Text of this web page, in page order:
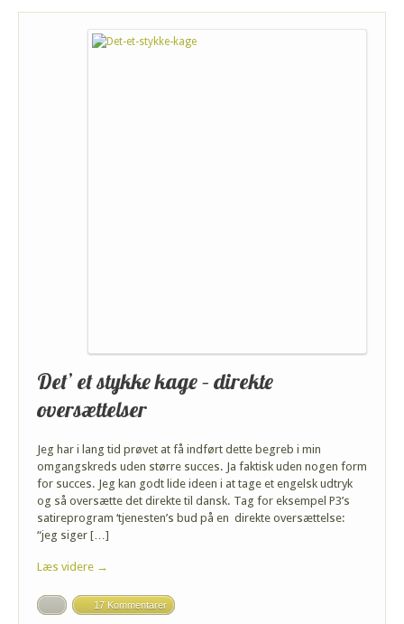
Det’ et stykke kage – direkte
oversættelser
Jeg har i lang tid prøvet at få indført dette begreb i min
omgangskreds uden større succes. Ja faktisk uden nogen form
for succes. Jeg kan godt lide ideen i at tage et engelsk udtryk
og så oversætte det direkte til dansk. Tag for eksempel P3’s
satireprogram ‘tjenesten’s bud på en direkte oversættelse:
“jeg siger […]
Læs videre →
17 Kommentarer